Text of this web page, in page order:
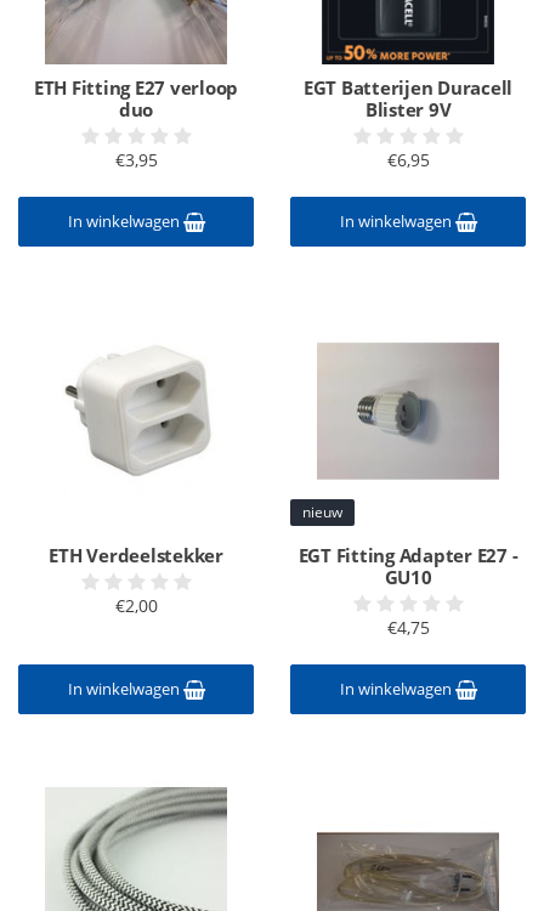
ETH Fitting E27 verloop
duo
€3,95
In winkelwagen
EGT Batterijen Duracell
Blister 9V
€6,95
In winkelwagen
ETH Verdeelstekker
€2,00
In winkelwagen
nieuw
EGT Fitting Adapter E27 -
GU10
€4,75
In winkelwagen